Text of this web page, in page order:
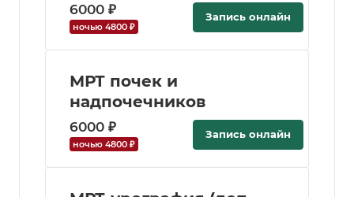
6000 ₽
ночью 4800 ₽
Запись онлайн
МРТ почек и
надпочечников
6000 ₽
ночью 4800 ₽
Запись онлайн